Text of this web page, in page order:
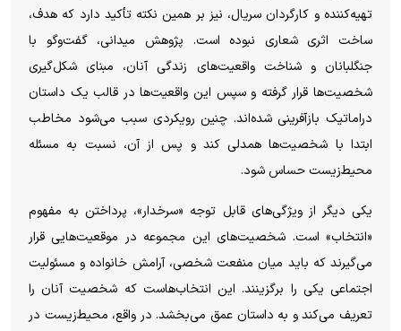
تهیه‌کننده و کارگردان سریال، نیز بر همین نکته تأکید دارد که هدف،
ساخت اثری شعاری نبوده است. پژوهش میدانی، گفت‌و‌گو با
جنگلبانان و شناخت واقعیت‌های زندگی آنان، مبنای شکل‌گیری
شخصیت‌ها قرار گرفته و سپس این واقعیت‌ها در قالب یک داستان
دراماتیک بازآفرینی شده‌اند. چنین رویکردی سبب می‌شود مخاطب
ابتدا با شخصیت‌ها همدلی کند و پس از آن، نسبت به مسئله
محیط‌زیست حساس شود.
یکی دیگر از ویژگی‌های قابل توجه «سرخدار»، پرداختن به مفهوم
«انتخاب» است. شخصیت‌های این مجموعه در موقعیت‌هایی قرار
می‌گیرند که باید میان منفعت شخصی، آرامش خانواده و مسئولیت
اجتماعی یکی را برگزینند. این انتخاب‌هاست که شخصیت آنان را
تعریف می‌کند و به داستان عمق می‌بخشد. در واقع، محیط‌زیست در